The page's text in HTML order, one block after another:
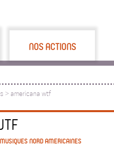
NOS ACTIONS
> americana wtf
NORD AMERICAINES